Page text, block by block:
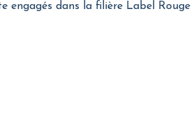
engagés dans la filière Label Rouge